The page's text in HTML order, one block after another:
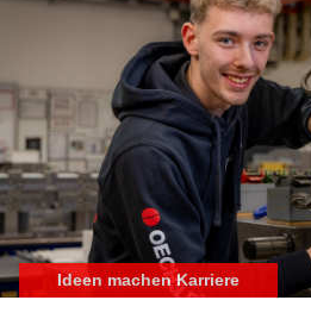
Ideen machen Karriere